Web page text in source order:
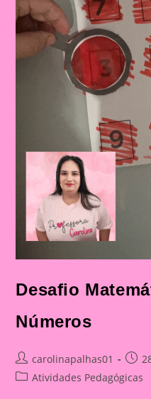
Desafio
Números
Post
author:
carolinapalhas01
Post
PostAtividades Pedagógicas